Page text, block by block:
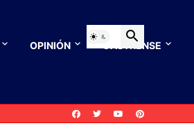
OPINIÓN CASTRENSE